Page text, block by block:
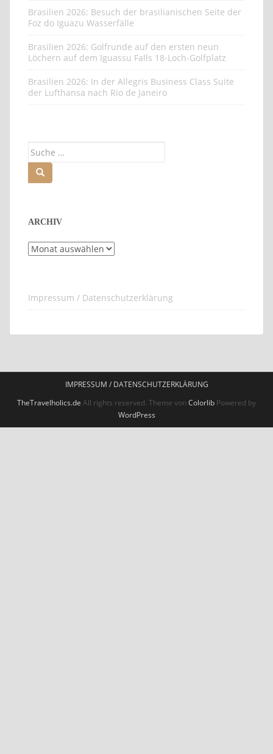
Brasilien 2026: Besuch der brasilianischen Seite der
Foz do Iguazu Wasserfälle
Brasilien 2026: Golfrunde auf den ersten neun
Löchern auf dem Iguassu Falls 18-Loch-Golfplatz
Brasilien 2026: In der Allegris Business Class Suite
der Lufthansa nach Rio de Janeiro
ARCHIV
Archiv
Impressum / Datenschutzerklärung
IMPRESSUM / DATENSCHUTZERKLÄRUNG
TheTravelholics.de All rights reserved. Theme von Colorlib Powered by
WordPress